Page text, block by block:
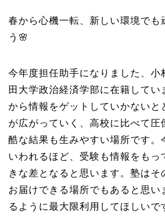
春から心機一転、新しい環境でも
う🌸
今年度担任助手になりました、小
田大学政治経済学部に在籍してい
から情報をゲットしていかないと
が広がっていく、高校に比べて圧
酷な結果も生みやすい場所です。
いわれるほど、受験も情報をもっ
きな差となると思います。塾はそ
お届けできる場所でもあると思い
るように最大限利用してほしいで